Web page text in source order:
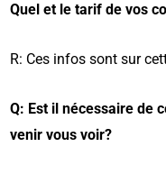
Quel et le tarif de vos
R: Ces infos sont sur
Q: Est il nécessaire de
venir vous voir?